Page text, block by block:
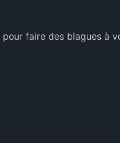
faire des blagues à